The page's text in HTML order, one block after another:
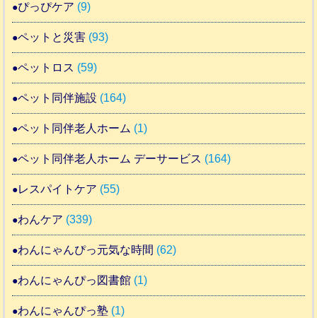
ぴっぴケア (9)
ペットと災害 (93)
ペットロス (59)
ペット同伴施設 (164)
ペット同伴老人ホーム (1)
ペット同伴老人ホーム デーサービス (164)
レスパイトケア (55)
わんケア (339)
わんにゃんぴっ元気な時間 (62)
わんにゃんぴっ図書館 (1)
わんにゃんぴっ塾 (1)